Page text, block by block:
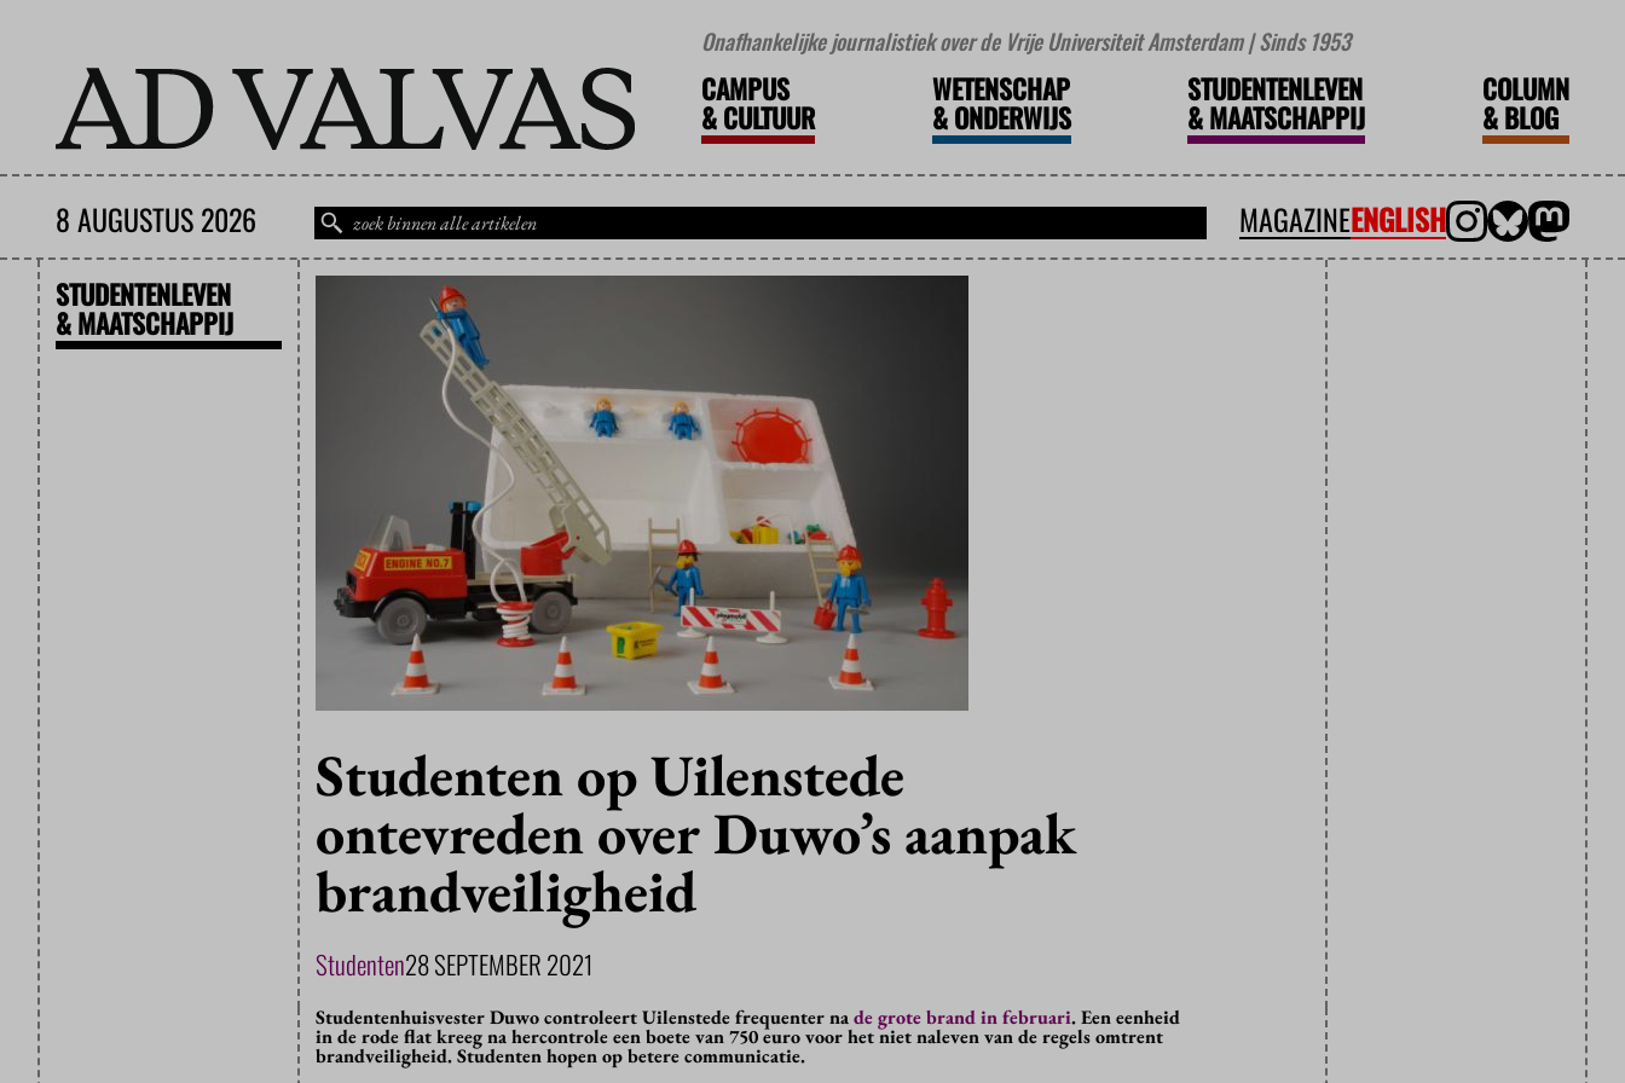
Onafhankelijke journalistiek over de Vrije Universiteit Amsterdam | Sinds 1953
CAMPUS
&CULTUUR
WETENSCHAP
&ONDERWIJS
STUDENTENLEVEN
&MAATSCHAPPIJ
COLUMN
&BLOG
8 AUGUSTUS 2026 MAGAZINEENGLISH
STUDENTENLEVEN
& MAATSCHAPPIJ
Studenten op Uilenstede
ontevreden over Duwo’s aanpak
brandveiligheid
Studenten28 SEPTEMBER 2021
Studentenhuisvester Duwo controleert Uilenstede frequenter nade grote brand in februari. Een eenheid
in de rode flat kreeg na hercontrole een boete van 750 euro voor het niet naleven van de regels omtrent
brandveiligheid. Studenten hopen op betere communicatie.